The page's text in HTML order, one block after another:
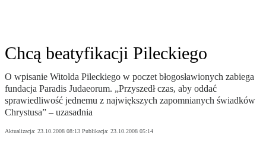
Chcą beatyfikacji Pileckiego
O wpisanie Witolda Pileckiego w poczet błogosławionych zabiega
fundacja Paradis Judaeorum. „Przyszedł czas, aby oddać
sprawiedliwość jednemu z największych zapomnianych świadków
Chrystusa” – uzasadnia
Aktualizacja: 23.10.2008 08:13 Publikacja: 23.10.2008 05:14